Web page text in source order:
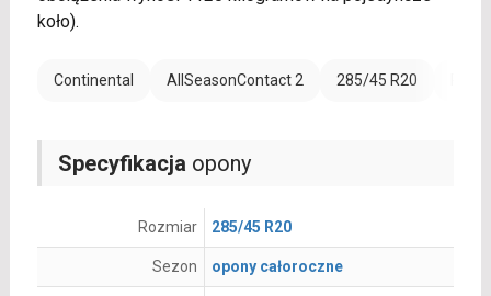
koło).
Continental AllSeasonContact 2 285/45 R20
Specyfikacja opony
Rozmiar 285/45 R20
Sezon opony całoroczne